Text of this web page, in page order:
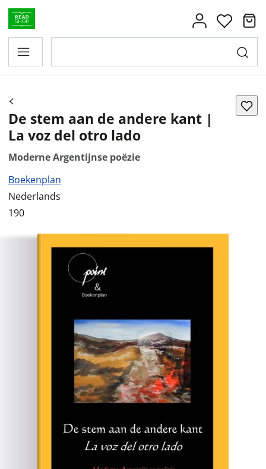
De stem aan de andere kant |
La voz del otro lado
Moderne Argentijnse poëzie
Boekenplan
Nederlands
190